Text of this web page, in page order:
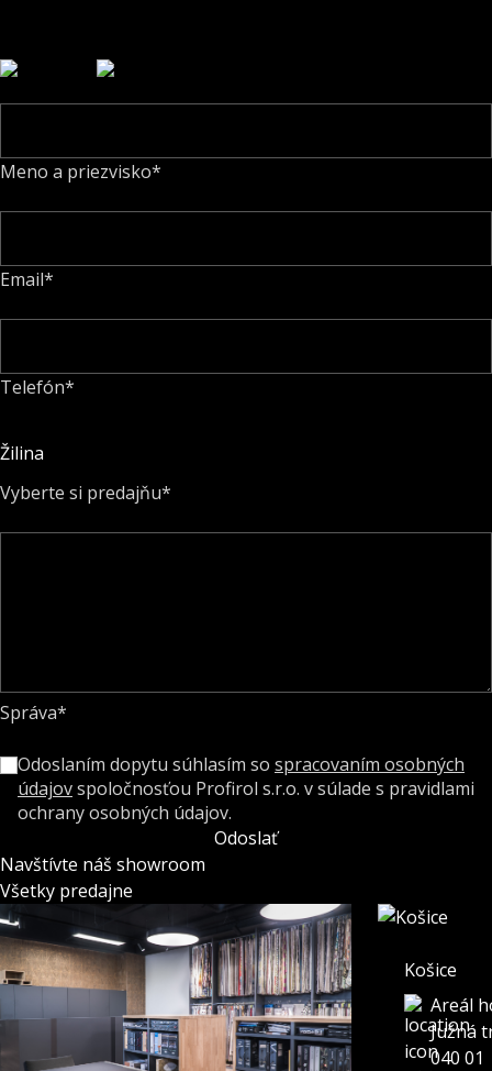
Meno a priezvisko*
Email*
Telefón*
Žilina
Vyberte si predajňu*
Žilina
Správa*
Odoslaním dopytu súhlasím so spracovaním osobných
údajovspoločnosťou Profirol s.r.o. v súlade s pravidlami
ochrany osobných údajov.
Odoslať
Navštívte náš showroom
Všetky predajne
Košice
Areál
Južná
040 01